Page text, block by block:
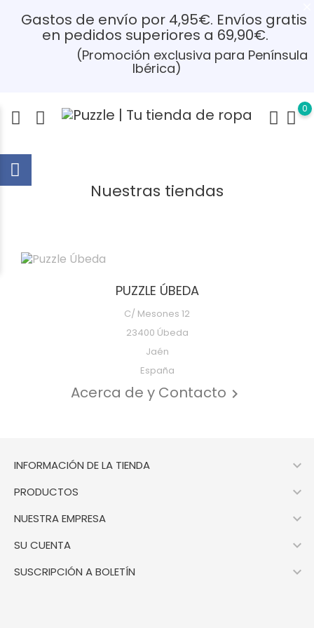
Gastos de envío por 4,95€. Envíos gratis
en pedidos superiores a 69,90€.
(Promoción exclusiva para Península
Ibérica)
0
Nuestras tiendas
PUZZLE ÚBEDA
C/ Mesones 12
23400 Úbeda
Jaén
España
Acerca de y Contacto 
INFORMACIÓN DE LA TIENDA 
PRODUCTOS 
NUESTRA EMPRESA 
SU CUENTA 
SUSCRIPCIÓN A BOLETÍN 